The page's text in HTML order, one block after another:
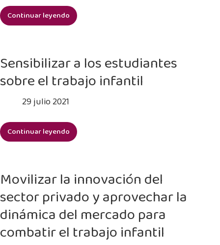
Continuar leyendo
Promover
debida
y
la
concienciación
sobre
trabajo
infantil
cadena
de
suministro
de
MANGO
Sensibilizar a los estudiantes
sobre el trabajo infantil
29 julio 2021
Continuar leyendo
Sensibilizar
estudiantes
sobre
el
trabajo
infantil
Movilizar la innovación del
sector privado y aprovechar la
dinámica del mercado para
combatir el trabajo infantil